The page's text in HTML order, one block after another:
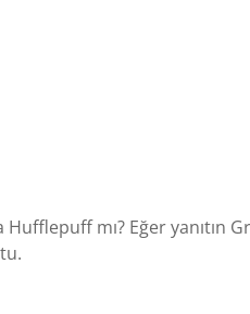
mı? Eğer